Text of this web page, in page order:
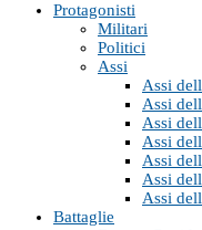
Protagonisti
Militari
Politici
Assi
Assi
Assi
Assi
Assi
Assi
Assi
Assi
Battaglie